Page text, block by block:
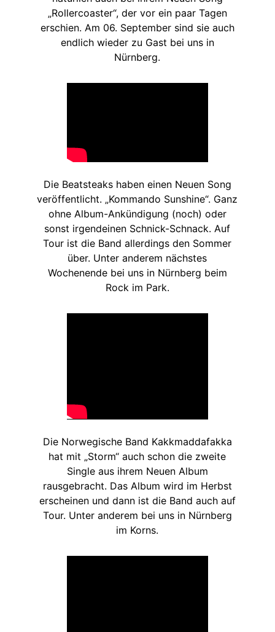
„Rollercoaster“, der vor ein paar Tagen
erschien. Am 06. September sind sie auch
endlich wieder zu Gast bei uns in
Nürnberg.
Die Beatsteaks haben einen Neuen Song
veröffentlicht. „Kommando Sunshine“. Ganz
ohne Album-Ankündigung (noch) oder
sonst irgendeinen Schnick-Schnack. Auf
Tour ist die Band allerdings den Sommer
über. Unter anderem nächstes
Wochenende bei uns in Nürnberg beim
Rock im Park.
Die Norwegische Band Kakkmaddafakka
hat mit „Storm“ auch schon die zweite
Single aus ihrem Neuen Album
rausgebracht. Das Album wird im Herbst
erscheinen und dann ist die Band auch auf
Tour. Unter anderem bei uns in Nürnberg
im Korns.